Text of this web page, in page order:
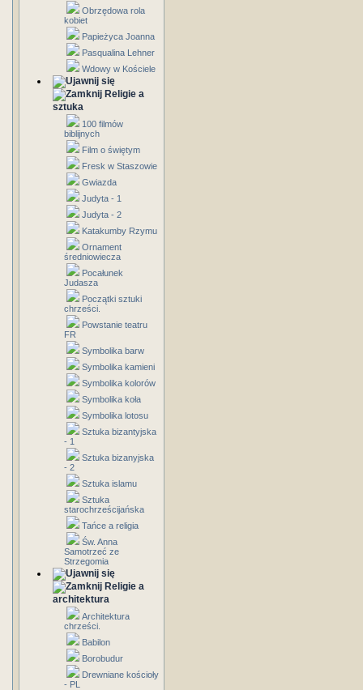
Obrzędowa rola
kobiet
Papieżyca Joanna
Pasqualina Lehner
Wdowy w Kościele
Religie a
sztuka
100 filmów
biblijnych
Film o świętym
Fresk w Staszowie
Gwiazda
Judyta - 1
Judyta - 2
Katakumby Rzymu
Ornament
średniowiecza
Pocałunek
Judasza
Początki sztuki
chrześci.
Powstanie teatru
FR
Symbolika barw
Symbolika kamieni
Symbolika kolorów
Symbolika koła
Symbolika lotosu
Sztuka bizantyjska
- 1
Sztuka bizanyjska
- 2
Sztuka islamu
Sztuka
starochrześcijańska
Tańce a religia
Św. Anna
Samotrzeć ze
Strzegomia
Religie a
architektura
Architektura
chrześci.
Babilon
Borobudur
Drewniane kościoły
- PL